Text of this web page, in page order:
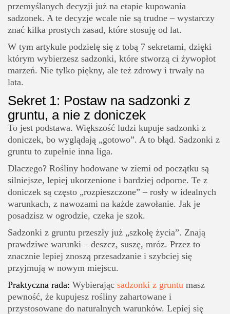
przemyślanych decyzji już na etapie kupowania
sadzonek. A te decyzje wcale nie są trudne – wystarczy
znać kilka prostych zasad, które stosuję od lat.
W tym artykule podzielę się z tobą 7 sekretami, dzięki
którym wybierzesz sadzonki, które stworzą ci żywopłot
marzeń. Nie tylko piękny, ale też zdrowy i trwały na
lata.
Sekret 1: Postaw na sadzonki z
gruntu, a nie z doniczek
To jest podstawa. Większość ludzi kupuje sadzonki z
doniczek, bo wyglądają „gotowo”. A to błąd. Sadzonki z
gruntu to zupełnie inna liga.
Dlaczego? Rośliny hodowane w ziemi od początku są
silniejsze, lepiej ukorzenione i bardziej odporne. Te z
doniczek są często „rozpieszczone” – rosły w idealnych
warunkach, z nawozami na każde zawołanie. Jak je
posadzisz w ogrodzie, czeka je szok.
Sadzonki z gruntu przeszły już „szkołę życia”. Znają
prawdziwe warunki – deszcz, suszę, mróz. Przez to
znacznie lepiej znoszą przesadzanie i szybciej się
przyjmują w nowym miejscu.
Praktyczna rada: Wybierając sadzonki z gruntu masz
pewność, że kupujesz rośliny zahartowane i
przystosowane do naturalnych warunków. Lepiej się